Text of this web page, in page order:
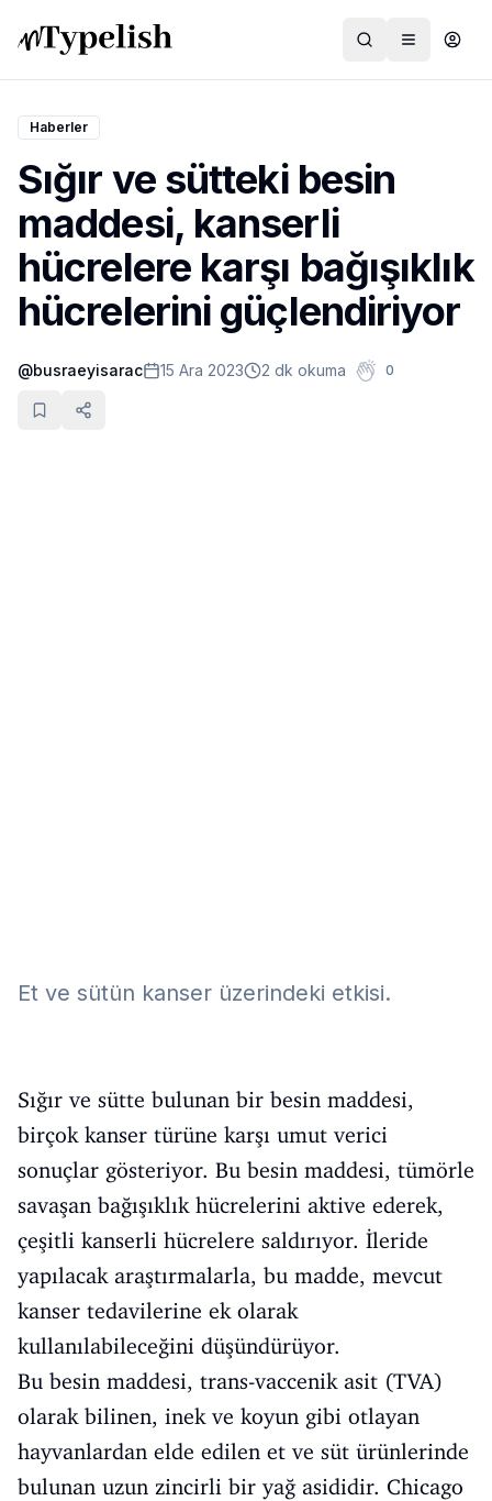
Dünya
Film ve Dizi
Kültür ve Sanat
Sağlık
Siyaset ve Tarih
Hayvan Hakları
Haberler
Sığır ve sütteki besin
maddesi, kanserli
hücrelere karşı bağışıklık
hücrelerini güçlendiriyor
@busraeyisarac 15 Ara 2023 2 dk okuma 0
Et ve sütün kanser üzerindeki etkisi.
Sığır ve sütte bulunan bir besin maddesi,
birçok kanser türüne karşı umut verici
sonuçlar gösteriyor. Bu besin maddesi, tümörle
savaşan bağışıklık hücrelerini aktive ederek,
çeşitli kanserli hücrelere saldırıyor. İleride
yapılacak araştırmalarla, bu madde, mevcut
kanser tedavilerine ek olarak
kullanılabileceğini düşündürüyor.
Bu besin maddesi, trans-vaccenik asit (TVA)
olarak bilinen, inek ve koyun gibi otlayan
hayvanlardan elde edilen et ve süt ürünlerinde
bulunan uzun zincirli bir yağ asididir. Chicago